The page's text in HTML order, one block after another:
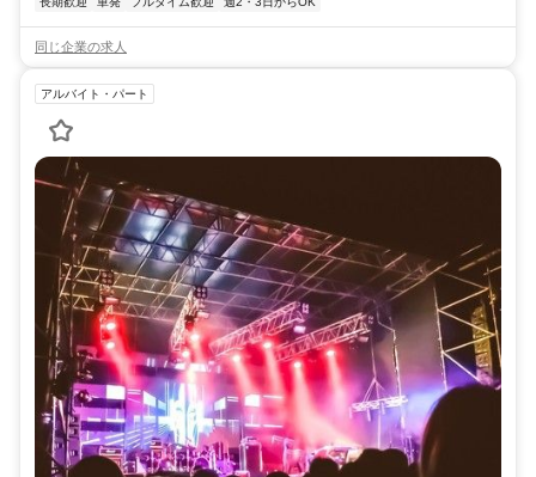
同じ企業の求人
アルバイト・パート